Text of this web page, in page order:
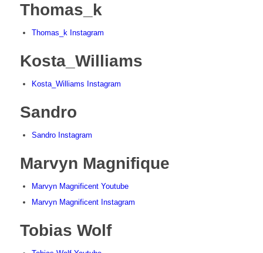
Thomas_k
Thomas_k Instagram
Kosta_Williams
Kosta_Williams Instagram
Sandro
Sandro Instagram
Marvyn Magnifique
Marvyn Magnificent Youtube
Marvyn Magnificent Instagram
Tobias Wolf